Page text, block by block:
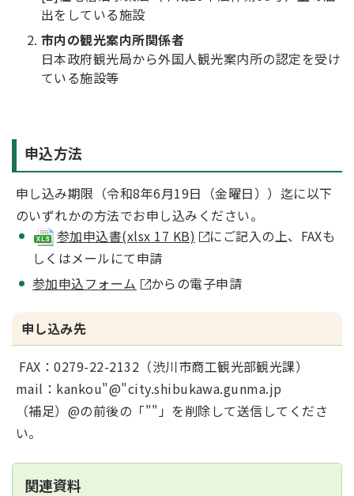
出をしている施設
市内の観光案内所関係者
日本政府観光局から外国人観光案内所の認定を受け
ている施設等
申込方法
申し込み期限（令和8年6月19日（金曜日））迄に以下
のいずれかの方法でお申し込みください。
参加申込書(xlsx 17 KB)
にご記入の上、FAXも
しくはメールにて申請
参加申込フォーム
からの電子申請
申し込み先
FAX：0279-22-2132（渋川市商工観光部観光課）
mail：kankou"@"city.shibukawa.gunma.jp
（補足）@の前後の「""」を削除して送信してくださ
い。
関連資料